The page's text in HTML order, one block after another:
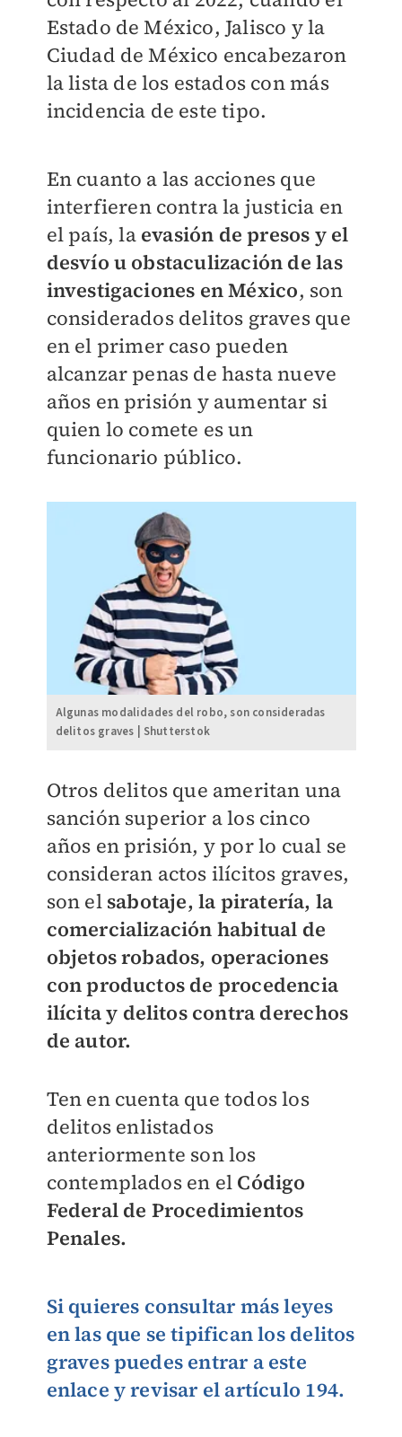
Estado de México, Jalisco y la
Ciudad de México encabezaron
la lista de los estados con más
incidencia de este tipo.
En cuanto a las acciones que
interfieren contra la justicia en
el país, la evasión de presos y el
desvío u obstaculización de las
investigaciones en México, son
considerados delitos graves que
en el primer caso pueden
alcanzar penas de hasta nueve
años en prisión y aumentar si
quien lo comete es un
funcionario público.
Algunas modalidades del robo, son consideradas
delitos graves | Shutterstok
Otros delitos que ameritan una
sanción superior a los cinco
años en prisión, y por lo cual se
consideran actos ilícitos graves,
son el sabotaje, la piratería, la
comercialización habitual de
objetos robados, operaciones
con productos de procedencia
ilícita y delitos contra derechos
de autor.
Ten en cuenta que todos los
delitos enlistados
anteriormente son los
contemplados en el Código
Federal de Procedimientos
Penales.
Si quieres consultar más leyes
en las que se tipifican los delitos
graves puedes entrar a este
enlace y revisar el artículo 194.